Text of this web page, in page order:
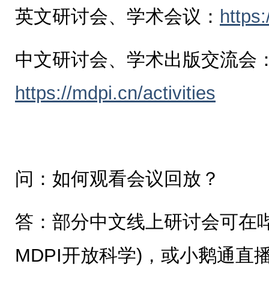
英文研讨会、学术会议：
中文研讨会、学术出版交流会
https://mdpi.cn/activities
问：如何观看会议回放？
答：部分中文线上研讨会可在
MDPI开放科学)，或小鹅通直